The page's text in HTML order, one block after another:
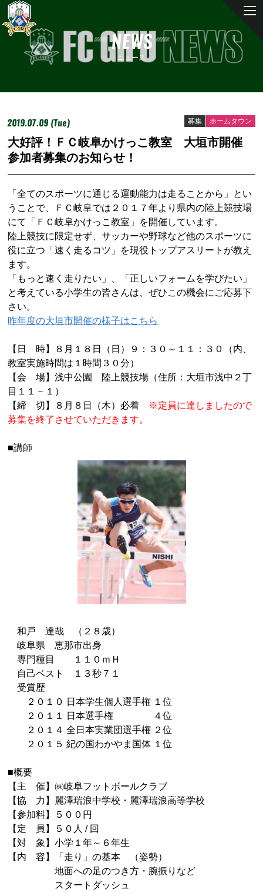
NEWS
ニュース
2019.07.09 (Tue) ホームタウン
募集
大好評！ＦＣ岐阜かけっこ教室 大垣市開催
参加者募集のお知らせ！
「全てのスポーツに通じる運動能力は走ることから」とい
うことで、ＦＣ岐阜では２０１７年より県内の陸上競技場
にて「ＦＣ岐阜かけっこ教室」を開催しています。
陸上競技に限定せず、サッカーや野球など他のスポーツに
役に立つ「速く走るコツ」を現役トップアスリートが教え
ます。
「もっと速く走りたい」、「正しいフォームを学びたい」
と考えている小学生の皆さんは、ぜひこの機会にご応募下
さい。
昨年度の大垣市開催の様子はこちら
【日 時】８月１８日（日）９：３０～１１：３０（内、
教室実施時間は１時間３０分）
【会 場】浅中公園 陸上競技場（住所：大垣市浅中２丁
目１１－１）
【締 切】８月８日（木）必着 ※定員に達しましたので
募集を終了させていただきます。
■講師
和戸 達哉 （２８歳）
岐阜県 恵那市出身
専門種目 １１０ｍＨ
自己ベスト １３秒７１
受賞歴
２０１０ 日本学生個人選手権 １位
２０１１ 日本選手権 ４位
２０１４ 全日本実業団選手権 ２位
２０１５ 紀の国わかやま国体 １位
■概要
【主 催】㈱岐阜フットボールクラブ
【協 力】麗澤瑞浪中学校・麗澤瑞浪高等学校
【参加料】５００円
【定 員】５０人 / 回
【対 象】小学１年～６年生
【内 容】「走り」の基本 （姿勢）
地面への足のつき方・腕振りなど
スタートダッシュ